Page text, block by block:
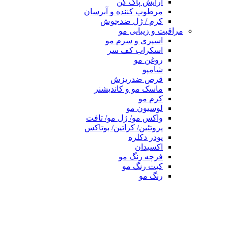
آرایش پاک کن
مرطوب کننده و آبرسان
کرم / ژل ضدجوش
مراقبت و زیبایی مو
اسپری و سرم مو
اسکراب کف سر
روغن مو
شامپو
قرص ضدریزش
ماسک مو و کاندیشنر
کرم مو
لوسیون مو
واکس مو/ ژل مو/ تافت
پروتئین/ کراتین/ بوتاکس
پودر دکلره
اکسیدان
فرچه رنگ مو
کیت رنگ مو
رنگ مو